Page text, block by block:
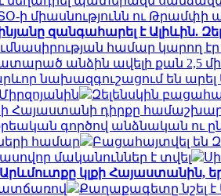
ի միասնությունն ու Թրամփի
զանգահարել է Ալիևին.
համար կարող
անձին ավելի քան 2,5
նախազգուշացում են արել
Զելենսկին
Հայաստանի դիրքը
գործով անձնական ու
համար
Բացահայտվել են
մականուններ է տվել
կլքի Հայաստանին,
Քաղաքագետը նշել